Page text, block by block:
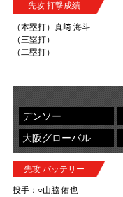
先攻 打撃成績
（本塁打）真﨑 海斗
（三塁打）
（二塁打）
デンソー
大阪グローバル
先攻 バッテリー
投手：○山脇 佑也